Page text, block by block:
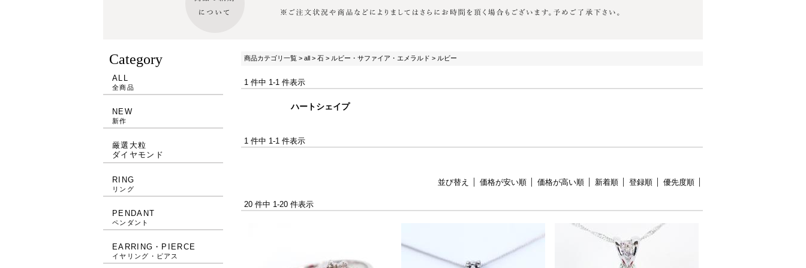
Category
ALL
全商品
NEW
新作
厳選大粒
ダイヤモンド
RING
リング
PENDANT
ペンダント
EARRING・PIERCE
イヤリング・ピアス
商品カテゴリ一覧 > all > 石 > ルビー・サファイア・エメラルド > ルビー
1 件中 1-1 件表示
ハートシェイプ
1 件中 1-1 件表示
並び替え 価格が安い順 価格が高い順 新着順 登録順 優先度順
20 件中 1-20 件表示